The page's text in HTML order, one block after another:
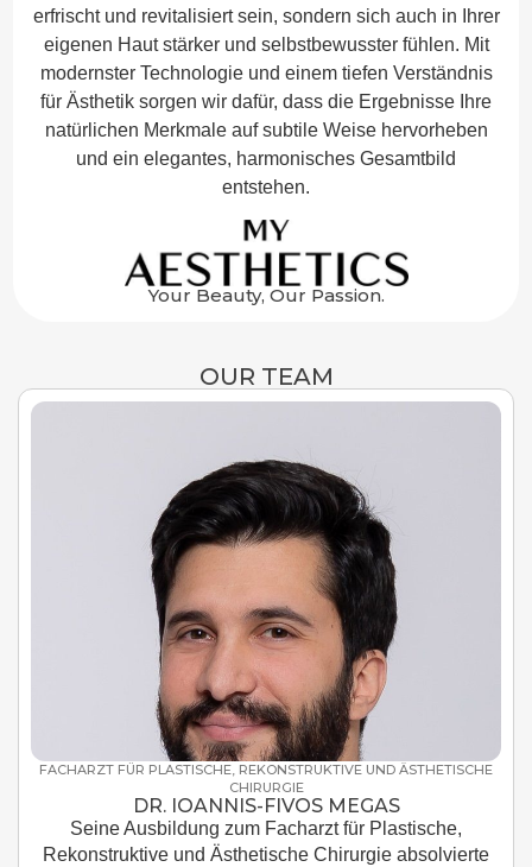
erfrischt und revitalisiert sein, sondern sich auch in Ihrer
eigenen Haut stärker und selbstbewusster fühlen. Mit
modernster Technologie und einem tiefen Verständnis
für Ästhetik sorgen wir dafür, dass die Ergebnisse Ihre
natürlichen Merkmale auf subtile Weise hervorheben
und ein elegantes, harmonisches Gesamtbild
entstehen.
Your Beauty, Our Passion.
OUR TEAM
FACHARZT FÜR PLASTISCHE, REKONSTRUKTIVE UND ÄSTHETISCHE
CHIRURGIE
DR. IOANNIS-FIVOS MEGAS
Seine Ausbildung zum Facharzt für Plastische,
Rekonstruktive und Ästhetische Chirurgie absolvierte